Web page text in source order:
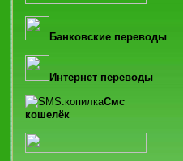
Банковские переводы
Интернет переводы
Смс
кошелёк